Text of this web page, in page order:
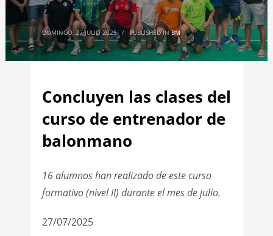
DOMINGO, 27 JULIO 2025 / PUBLISHED INBM
Concluyen las clases del
curso de entrenador de
balonmano
16 alumnos han realizado de este curso
formativo (nivel II) durante el mes de julio.
27/07/2025